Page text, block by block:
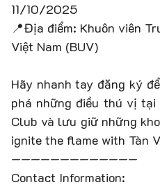
11/10/2025
📍Địa điểm: Khuôn viên
Việt Nam (BUV)
Hãy nhanh tay đăng ký
phá những điều thú vị tại
Club và lưu giữ những
ignite the flame with Tàn
—————————————
Contact Information: